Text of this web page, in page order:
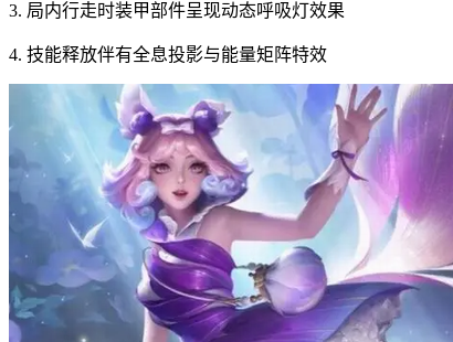
3. 局内行走时装甲部件呈现动态呼吸灯效果
4. 技能释放伴有全息投影与能量矩阵特效